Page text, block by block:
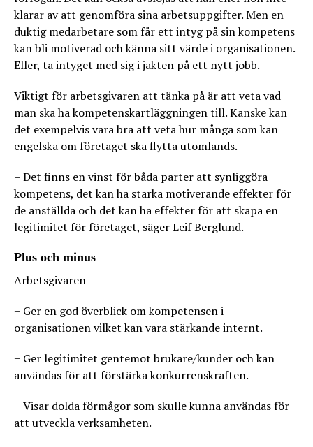
klarar av att genomföra sina arbetsuppgifter. Men en
duktig medarbetare som får ett intyg på sin kompetens
kan bli motiverad och känna sitt värde i organisationen.
Eller, ta intyget med sig i jakten på ett nytt jobb.
Viktigt för arbetsgivaren att tänka på är att veta vad
man ska ha kompetenskartläggningen till. Kanske kan
det exempelvis vara bra att veta hur många som kan
engelska om företaget ska flytta utomlands.
– Det finns en vinst för båda parter att synliggöra
kompetens, det kan ha starka motiverande effekter för
de anställda och det kan ha effekter för att skapa en
legitimitet för företaget, säger Leif Berglund.
Plus och minus
Arbetsgivaren
+ Ger en god överblick om kompetensen i
organisationen vilket kan vara stärkande internt.
+ Ger legitimitet gentemot brukare/kunder och kan
användas för att förstärka konkurrenskraften.
+ Visar dolda förmågor som skulle kunna användas för
att utveckla verksamheten.